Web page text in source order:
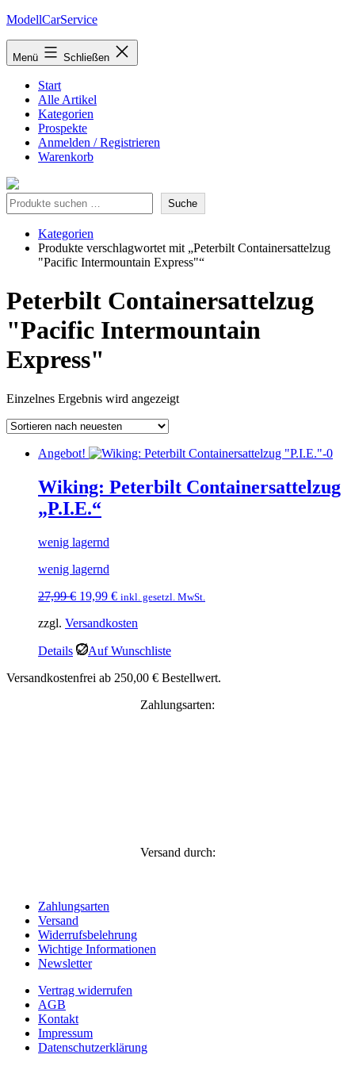
Zum
springen
ModellCarService
Menü Schließen
Start
Alle Artikel
Kategorien
Prospekte
Anmelden / Registrieren
Warenkorb
Suche Suche
Kategorien
Produkte verschlagwortet mit „Peterbilt Containersattelzug
"Pacific Intermountain Express"“
Peterbilt Containersattelzug
"Pacific Intermountain
Express"
Einzelnes Ergebnis wird angezeigt
Angebot!
Wiking: Peterbilt Containersattelzug
„P.I.E.“
wenig lagernd
wenig lagernd
27,99€ Ursprünglicher
war:
19,99 €Aktueller
ist:
inkl. gesetzl. MwSt.
zzgl. Versandkosten
Details
Auf Wunschliste
Versandkostenfrei ab 250,00 € Bestellwert.
Zahlungsarten:
Versand durch:
Zahlungsarten
Versand
Widerrufsbelehrung
Wichtige Informationen
Newsletter
Vertrag widerrufen
AGB
Kontakt
Impressum
Datenschutzerklärung